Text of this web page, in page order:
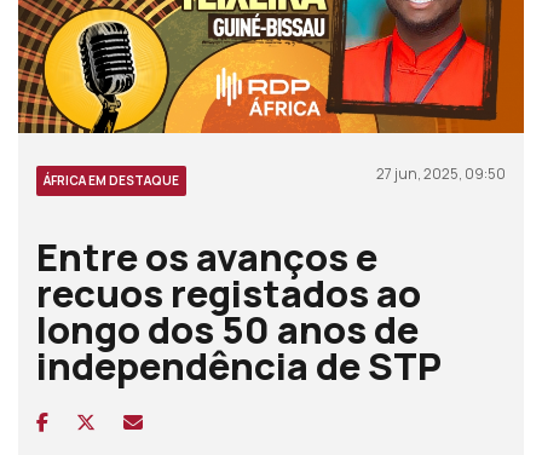
ÁFRICA EM DESTAQUE 27 jun, 2025, 09:50
Entre os avanços e
recuos registados ao
longo dos 50 anos de
independência de STP